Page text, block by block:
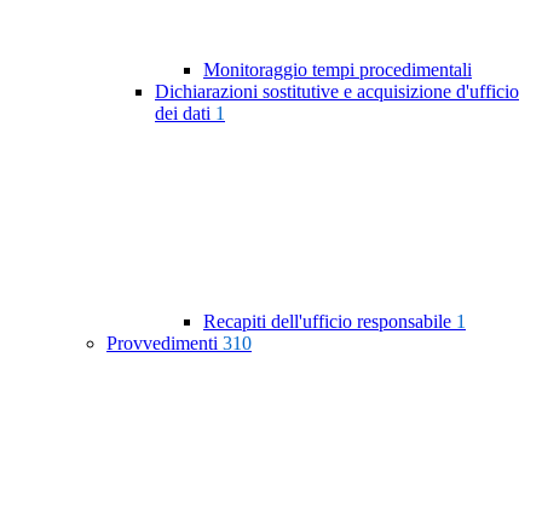
Monitoraggio tempi procedimentali
Dichiarazioni sostitutive e acquisizione d'ufficio
dei dati 1
Recapiti dell'ufficio responsabile 1
Provvedimenti 310